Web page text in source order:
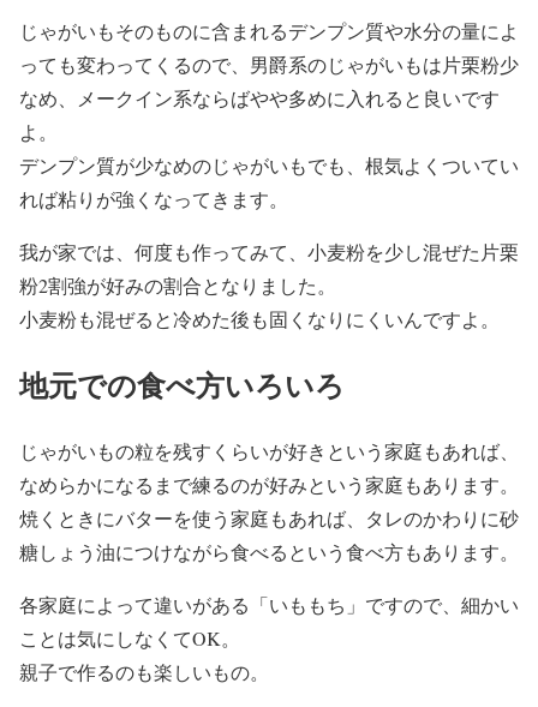
じゃがいもそのものに含まれるデンプン質や水分の量によ
っても変わってくるので、男爵系のじゃがいもは片栗粉少
なめ、メークイン系ならばやや多めに入れると良いです
よ。
デンプン質が少なめのじゃがいもでも、根気よくついてい
れば粘りが強くなってきます。
我が家では、何度も作ってみて、小麦粉を少し混ぜた片栗
粉2割強が好みの割合となりました。
小麦粉も混ぜると冷めた後も固くなりにくいんですよ。
地元での食べ方いろいろ
じゃがいもの粒を残すくらいが好きという家庭もあれば、
なめらかになるまで練るのが好みという家庭もあります。
焼くときにバターを使う家庭もあれば、タレのかわりに砂
糖しょう油につけながら食べるという食べ方もあります。
各家庭によって違いがある「いももち」ですので、細かい
ことは気にしなくてOK。
親子で作るのも楽しいもの。